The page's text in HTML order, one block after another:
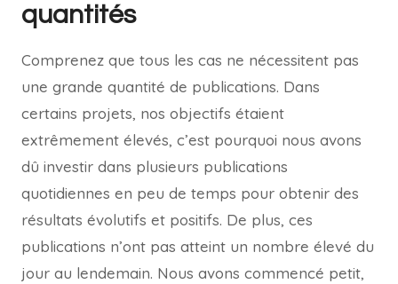
quantités
Comprenez que tous les cas ne nécessitent pas
une grande quantité de publications. Dans
certains projets, nos objectifs étaient
extrêmement élevés, c’est pourquoi nous avons
dû investir dans plusieurs publications
quotidiennes en peu de temps pour obtenir des
résultats évolutifs et positifs. De plus, ces
publications n’ont pas atteint un nombre élevé du
jour au lendemain. Nous avons commencé petit,